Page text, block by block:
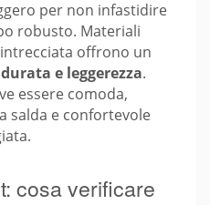
per non infastidire
robusto. Materiali
offrono un
durata e leggerezza.
essere comoda,
salda e confortevole
cosa verificare